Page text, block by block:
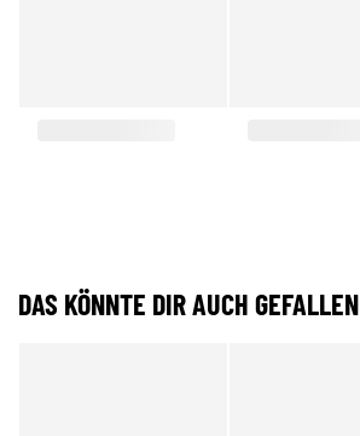
DAS KÖNNTE DIR AUCH GEFALLEN